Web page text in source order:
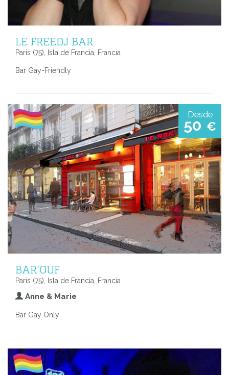
LE FREEDJ BAR
Paris (75), Isla de Francia, Francia
Bar Gay-Friendly
Desde
50 €
BAR'OUF
Paris (75), Isla de Francia, Francia
Anne & Marie
Bar Gay Only